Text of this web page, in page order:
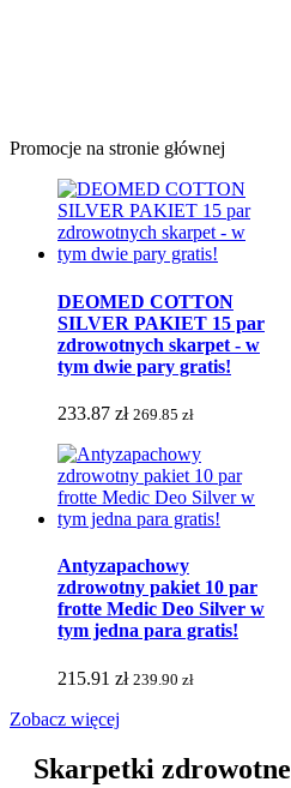
Promocje na stronie głównej
DEOMED COTTON
SILVER PAKIET 15 par
zdrowotnych skarpet - w
tym dwie pary gratis!
233.87 zł 269.85 zł
Antyzapachowy
zdrowotny pakiet 10 par
frotte Medic Deo Silver w
tym jedna para gratis!
215.91 zł 239.90 zł
Zobacz więcej
Skarpetki zdrowotne